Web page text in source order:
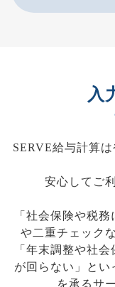
入
SERVE給与計算
安心してご
「社会保険や税
や二重チェック
「年末調整や社
が回らない」とい
を承るサ